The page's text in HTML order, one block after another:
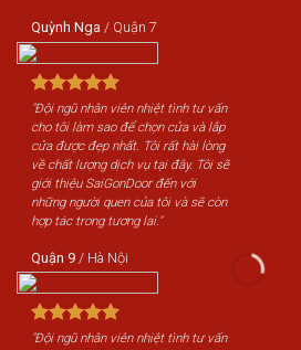
Quỳnh Nga / Quận 7
"Đội ngũ nhân viên nhiệt tình tư vấn
cho tôi làm sao để chọn cửa và lắp
cửa được đẹp nhất. Tôi rất hài lòng
về chất lượng dịch vụ tại đây. Tôi sẽ
giới thiệu SaiGonDoor đến với
những người quen của tôi và sẽ còn
hợp tác trong tương lai."
Quận 9 / Hà Nội
"Đội ngũ nhân viên nhiệt tình tư vấn